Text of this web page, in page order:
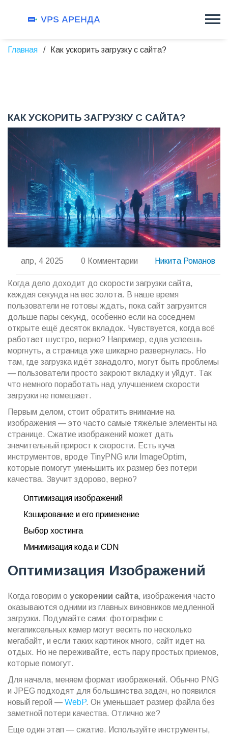
Главная Как ускорить загрузку с сайта?
КАК УСКОРИТЬ ЗАГРУЗКУ С САЙТА?
апр, 4 2025 0 Комментарии Никита Романов
Когда дело доходит до скорости загрузки сайта,
каждая секунда на вес золота. В наше время
пользователи не готовы ждать, пока сайт загрузится
дольше пары секунд, особенно если на соседнем
открыте ещё десяток вкладок. Чувствуется, когда всё
работает шустро, верно? Например, едва успеешь
моргнуть, а страница уже шикарно развернулась. Но
там, где загрузка идёт занадолго, могут быть проблемы
— пользователи просто закроют вкладку и уйдут. Так
что немного поработать над улучшением скорости
загрузки не помешает.
Первым делом, стоит обратить внимание на
изображения — это часто самые тяжёлые элементы на
странице. Сжатие изображений может дать
значительный прирост к скорости. Есть куча
инструментов, вроде TinyPNG или ImageOptim,
которые помогут уменьшить их размер без потери
качества. Звучит здорово, верно?
Оптимизация изображений
Кэширование и его применение
Выбор хостинга
Минимизация кода и CDN
Оптимизация Изображений
Когда говорим о ускорении сайта, изображения часто
оказываются одними из главных виновников медленной
загрузки. Подумайте сами: фотографии с
мегапиксельных камер могут весить по несколько
мегабайт, и если таких картинок много, сайт идет на
отдых. Но не переживайте, есть пару простых приемов,
которые помогут.
Для начала, меняем формат изображений. Обычно PNG
и JPEG подходят для большинства задач, но появился
новый герой — WebP. Он уменьшает размер файла без
заметной потери качества. Отлично же?
Еще один этап — сжатие. Используйте инструменты,